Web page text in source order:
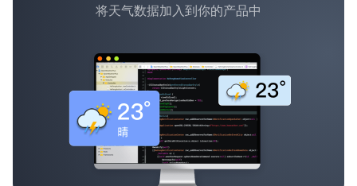
将天气数据加入到你的产品中